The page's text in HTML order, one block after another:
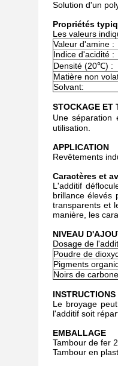
Solution d'un
Propriétés
Les valeurs
Valeur d'amine :
Indice d'acidité :
Densité (20℃) :
Matière non
Solvant:
STOCKAGE ET
Une
utilisation.
APPLICATION
Revêtements
Caractères et
L'additif
brillance élevés
transparents et
manière, les
NIVEAU
Dosage de
Poudre de
Pigments
Noirs de
Le broyage
l'additif soit
EMBALLAGE
Tambour de fer
Tambour en